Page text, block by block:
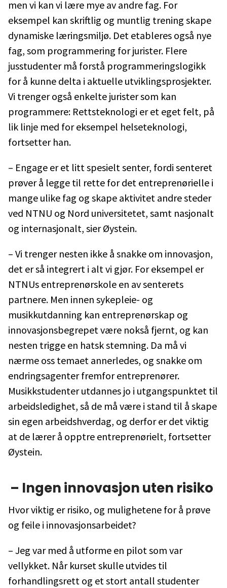
men vi kan vi lære mye av andre fag. For
eksempel kan skriftlig og muntlig trening skape
dynamiske læringsmiljø. Det etableres også nye
fag, som programmering for jurister. Flere
jusstudenter må forstå programmeringslogikk
for å kunne delta i aktuelle utviklingsprosjekter.
Vi trenger også enkelte jurister som kan
programmere: Rettsteknologi er et eget felt, på
lik linje med for eksempel helseteknologi,
fortsetter han.
– Engage er et litt spesielt senter, fordi senteret
prøver å legge til rette for det entreprenørielle i
mange ulike fag og skape aktivitet andre steder
ved NTNU og Nord universitetet, samt nasjonalt
og internasjonalt, sier Øystein.
– Vi trenger nesten ikke å snakke om innovasjon,
det er så integrert i alt vi gjør. For eksempel er
NTNUs entreprenørskole en av senterets
partnere. Men innen sykepleie- og
musikkutdanning kan entreprenørskap og
innovasjonsbegrepet være nokså fjernt, og kan
nesten trigge en hatsk stemning. Da må vi
nærme oss temaet annerledes, og snakke om
endringsagenter fremfor entreprenører.
Musikkstudenter utdannes jo i utgangspunktet til
arbeidsledighet, så de må være i stand til å skape
sin egen arbeidshverdag, og derfor er det viktig
at de lærer å opptre entreprenørielt, fortsetter
Øystein.
– Ingen innovasjon uten risiko
Hvor viktig er risiko, og mulighetene for å prøve
og feile i innovasjonsarbeidet?
– Jeg var med å utforme en pilot som var
vellykket. Når kurset skulle utvides til
forhandlingsrett og et stort antall studenter